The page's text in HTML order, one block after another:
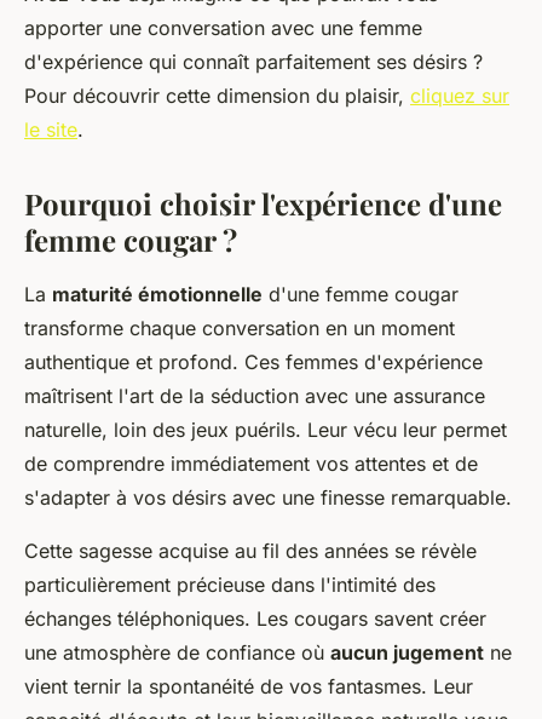
apporter une conversation avec une femme
d'expérience qui connaît parfaitement ses désirs ?
Pour découvrir cette dimension du plaisir, cliquez sur
le site.
Pourquoi choisir l'expérience d'une
femme cougar ?
La maturité émotionnelle d'une femme cougar
transforme chaque conversation en un moment
authentique et profond. Ces femmes d'expérience
maîtrisent l'art de la séduction avec une assurance
naturelle, loin des jeux puérils. Leur vécu leur permet
de comprendre immédiatement vos attentes et de
s'adapter à vos désirs avec une finesse remarquable.
Cette sagesse acquise au fil des années se révèle
particulièrement précieuse dans l'intimité des
échanges téléphoniques. Les cougars savent créer
une atmosphère de confiance où aucun jugement ne
vient ternir la spontanéité de vos fantasmes. Leur